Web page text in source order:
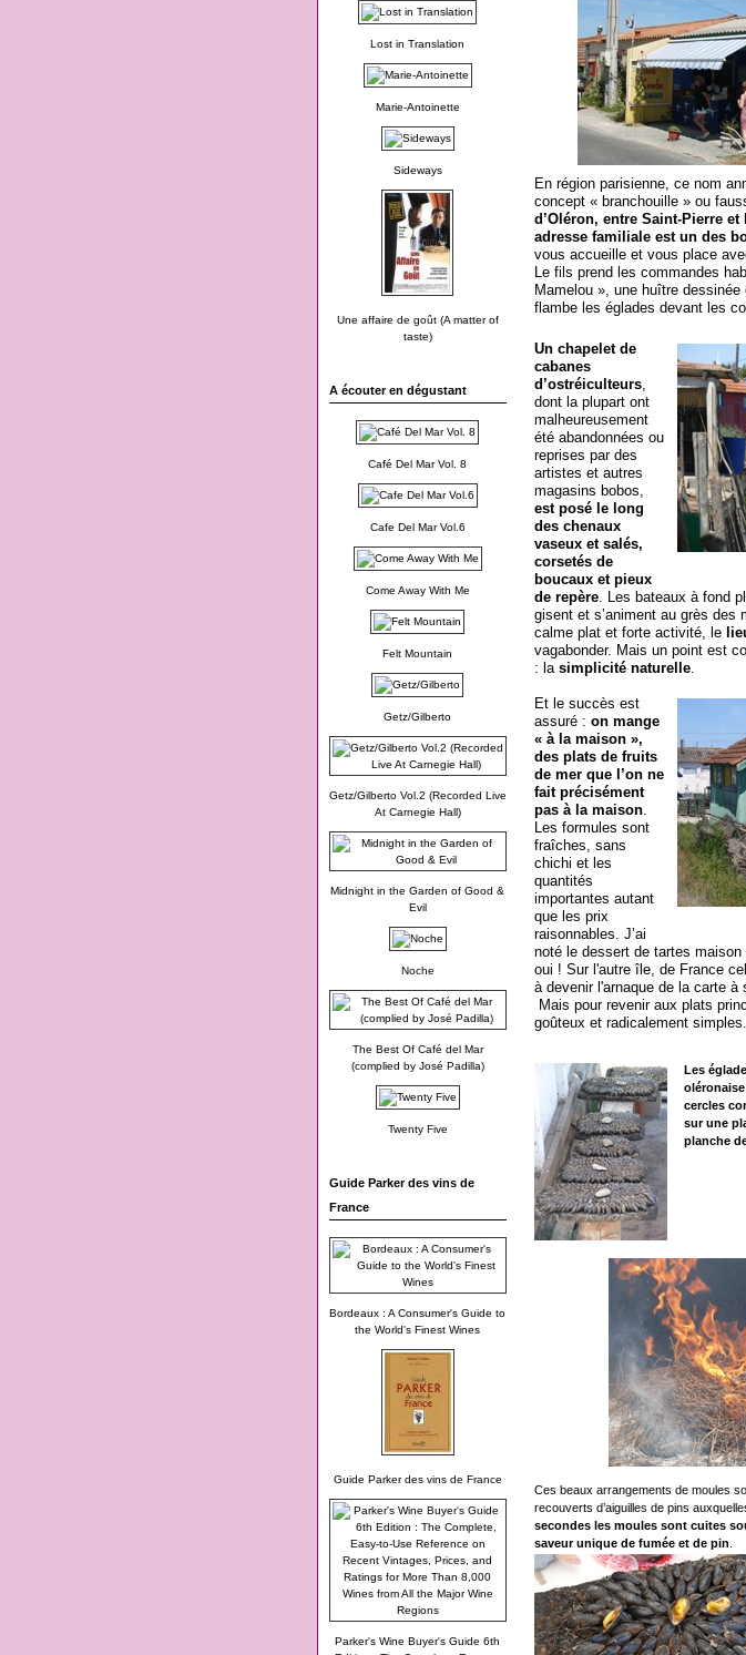
Lost in Translation
Marie-Antoinette
Sideways
Une affaire de goût (A matter of
taste)
A écouter en dégustant
Café Del Mar Vol. 8
Cafe Del Mar Vol.6
Come Away With Me
Felt Mountain
Getz/Gilberto
Getz/Gilberto Vol.2 (Recorded Live
At Carnegie Hall)
Midnight in the Garden of Good &
Evil
Noche
The Best Of Café del Mar
(complied by José Padilla)
Twenty Five
Guide Parker des vins de
France
Bordeaux : A Consumer's Guide to
the World's Finest Wines
Guide Parker des vins de France
Parker's Wine Buyer's Guide 6th
En région parisienne, ce nom
concept « branchouille » ou
d’Oléron, entre Saint-Pierre et
adresse familiale est un des
vous accueille et vous place
Le fils prend les commandes
Mamelou », une huître
flambe les églades devant les
Un chapelet de
cabanes
d’ostréiculteurs,
dont la plupart ont
malheureusement
été abandonnées ou
reprises par des
artistes et autres
magasins bobos,
est posé le long
des chenaux
vaseux et salés,
corsetés de
boucaux et pieux
de repère. Les bateaux à fond
gisent et s’animent au grès des
calme plat et forte activité, le
vagabonder. Mais un point est
: la simplicité naturelle.
Et le succès est
assuré : on mange
« à la maison »,
des plats de fruits
de mer que l’on ne
fait précisément
pas à la maison.
Les formules sont
fraîches, sans
chichi et les
quantités
importantes autant
que les prix
raisonnables. J’ai
noté le dessert de tartes
oui ! Sur l'autre île, de France ce
à devenir l'arnaque de la carte à
Mais pour revenir aux plats
goûteux et radicalement simples.
Les
cercles
sur une
planche
Ces beaux arrangements de moules
recouverts d’aiguilles de pins
secondes les moules sont cuites
saveur unique de fumée et de pin